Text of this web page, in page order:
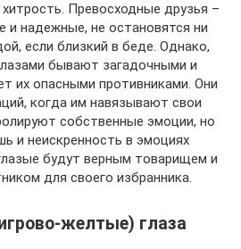
Превосходные друзья –
и надежные, не остановятся ни
если близкий в беде. Однако,
бывают загадочными и
их опасными противниками. Они
когда им навязывают свои
собственные эмоции, но
и неискренность в эмоциях
будут верным товарищем и
для своего избранника.
желтые) глаза